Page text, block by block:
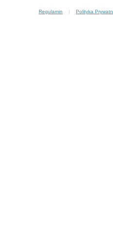
Regulamin | Polityka